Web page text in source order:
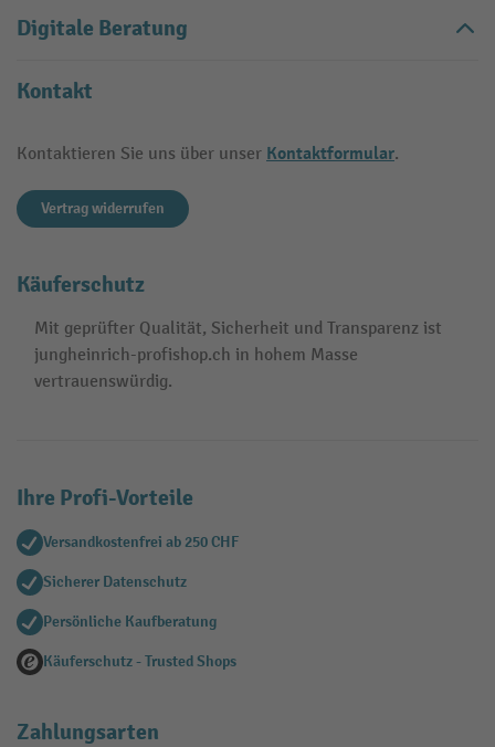
Digitale Beratung
Kontakt
Kontaktieren Sie uns über unser Kontaktformular.
Vertrag widerrufen
Käuferschutz
Mit geprüfter Qualität, Sicherheit und Transparenz ist
jungheinrich-profishop.ch in hohem Masse
vertrauenswürdig.
Ihre Profi-Vorteile
Versandkostenfrei ab 250 CHF
Sicherer Datenschutz
Persönliche Kaufberatung
Käuferschutz - Trusted Shops
Zahlungsarten